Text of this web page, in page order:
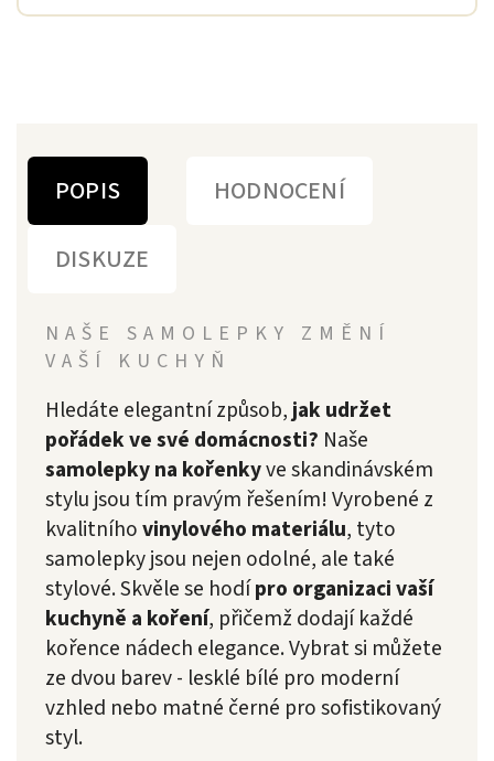
POPIS
HODNOCENÍ
DISKUZE
NAŠE SAMOLEPKY ZMĚNÍ
VAŠÍ KUCHYŇ
Hledáte elegantní způsob,jak udržet
pořádek ve své domácnosti? Naše
samolepky na kořenkyve skandinávském
stylu jsou tím pravým řešením! Vyrobené z
kvalitníhovinylového materiálu, tyto
samolepky jsou nejen odolné, ale také
stylové. Skvěle se hodípro organizaci vaší
kuchyně a koření, přičemž dodají každé
kořence nádech elegance. Vybrat si můžete
ze dvou barev - lesklé bílé pro moderní
vzhled nebo matné černé pro sofistikovaný
styl.